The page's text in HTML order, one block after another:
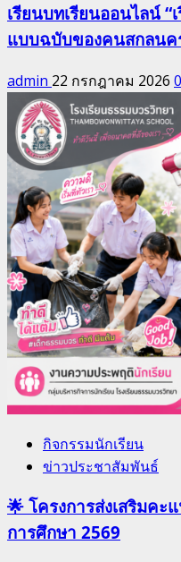
เรียนบทเรียนออนไลน์ “
แบบฉบับของคนสกลนค
admin 22 กรกฎาคม 2026 0
กิจกรรมนักเรียน
ข่าวประชาสัมพันธ์
🌟 โครงการส่งเสริมค
การศึกษา 2569